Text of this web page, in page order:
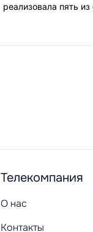
реализовала пять
Телекомпания
О нас
Контакты